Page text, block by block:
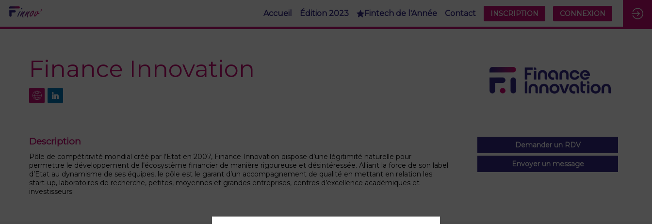
Accueil Édition 2023 Fintech de l'Année Contact INSCRIPTION CONNEXION
Finance Innovation
Demander un RDV
Envoyer un message
Description
Pôle de compétitivité mondial créé par l’Etat en 2007, Finance Innovation dispose d’une légitimité naturelle pour
permettre le développement de l’écosystème financier de manière rigoureuse et désintéressée. Alliant la force de son label
d’Etat au dynamisme de ses équipes, le pôle est le garant d’un accompagnement de qualité en mettant en relation les
start-up, laboratoires de recherche, petites, moyennes et grandes entreprises, centres d’excellence académiques et
investisseurs.